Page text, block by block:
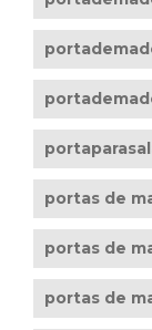
portas de
portas de
portas de